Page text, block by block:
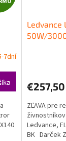
A
A
R
M
O
7dní
Ledvance
50W/
€257,50
ZĽAVA pre
Ledvance,
BK Darček